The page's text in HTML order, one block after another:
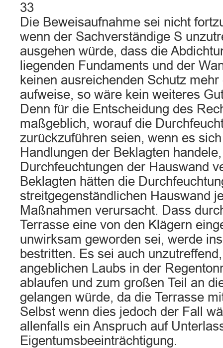
33
Die Beweisaufnahme sei nicht
wenn der Sachverständige S
ausgehen würde, dass die
liegenden Fundaments und der
keinen ausreichenden Schutz
aufweise, so wäre kein weiteres
Denn für die Entscheidung des
maßgeblich, worauf die
zurückzuführen seien, wenn es
Handlungen der Beklagten
Durchfeuchtungen der Hauswand
Beklagten hätten die
streitgegenständlichen Hauswand
Maßnahmen verursacht. Dass
Terrasse eine von den Klägern
unwirksam geworden sei, werde
bestritten. Es sei auch
angeblichen Laubs in der
ablaufen und zum großen Teil an
gelangen würde, da die Terrasse
Selbst wenn dies jedoch der Fall
allenfalls ein Anspruch auf
Eigentumsbeeinträchtigung.